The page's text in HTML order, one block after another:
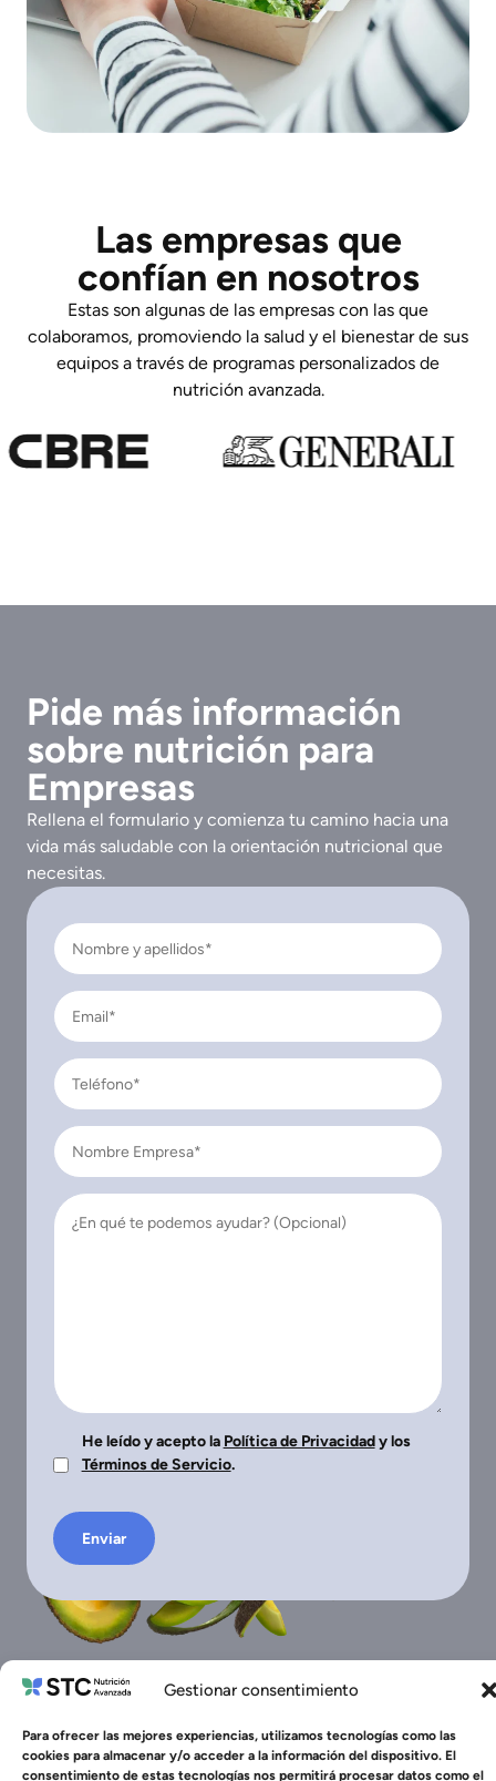
Gestionar consentimiento
Para ofrecer las mejores experiencias, utilizamos tecnologías como las
cookies para almacenar y/o acceder a la información del dispositivo. El
consentimiento de estas tecnologías nos permitirá procesar datos como el
Las empresas que
confían en nosotros
Estas son algunas de las empresas con las que
colaboramos, promoviendo la salud y el bienestar de sus
equipos a través de programas personalizados de
nutrición avanzada.
Pide más información
sobre nutrición para
Empresas
Rellena el formulario y comienza tu camino hacia una
vida más saludable con la orientación nutricional que
necesitas.
He leído y acepto la Política de Privacidady los
Términos de Servicio.
STC Nutrición Avanzada, Todos los derechos reservados 2025